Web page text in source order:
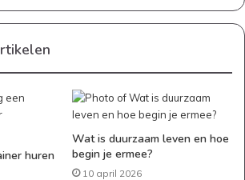
huren
Wat is duurzaam leven en hoe
begin je ermee?
10 april 2026